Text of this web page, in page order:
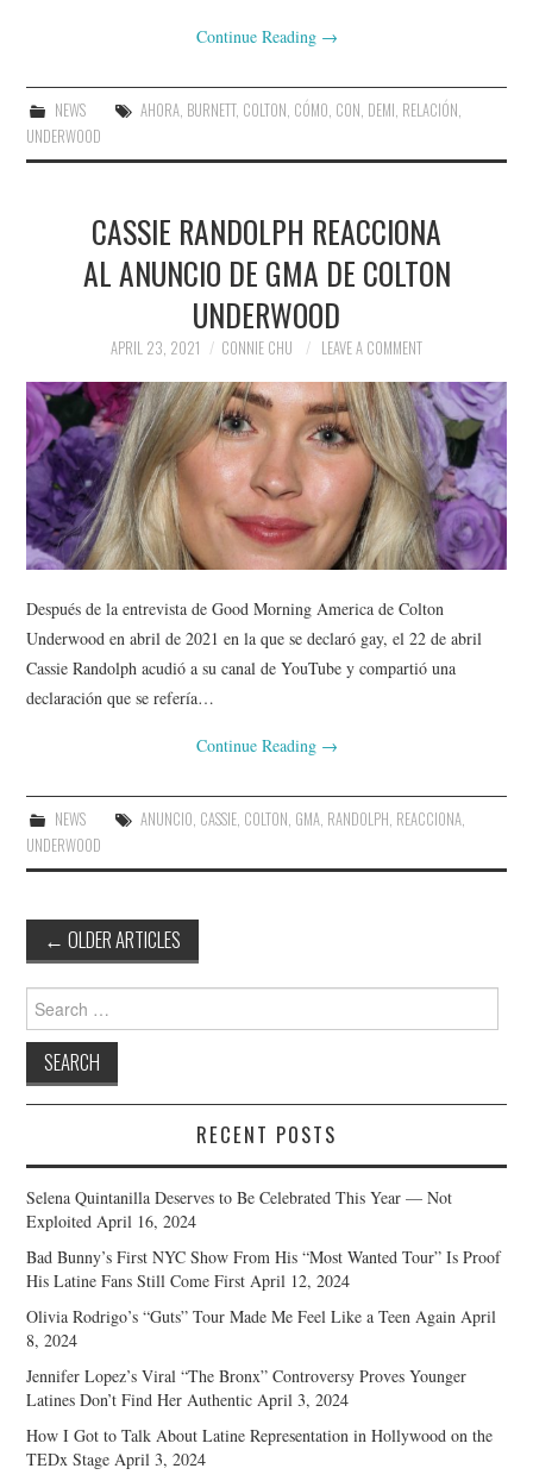
Continue Reading →
NEWS AHORA, BURNETT, COLTON, CÓMO, CON, DEMI, RELACIÓN,
UNDERWOOD
CASSIE RANDOLPH REACCIONA
AL ANUNCIO DE GMA DE COLTON
UNDERWOOD
APRIL 23, 2021 CONNIE CHU LEAVE A COMMENT
Después de la entrevista de Good Morning America de Colton
Underwood en abril de 2021 en la que se declaró gay, el 22 de abril
Cassie Randolph acudió a su canal de YouTube y compartió una
declaración que se refería…
Continue Reading →
NEWS ANUNCIO, CASSIE, COLTON, GMA, RANDOLPH, REACCIONA,
UNDERWOOD
Post
navigation
← OLDER ARTICLES
Search
for:
RECENT POSTS
Selena Quintanilla Deserves to Be Celebrated This Year — Not
Exploited April 16, 2024
Bad Bunny’s First NYC Show From His “Most Wanted Tour” Is Proof
His Latine Fans Still Come First April 12, 2024
Olivia Rodrigo’s “Guts” Tour Made Me Feel Like a Teen Again April
8, 2024
Jennifer Lopez’s Viral “The Bronx” Controversy Proves Younger
Latines Don’t Find Her Authentic April 3, 2024
How I Got to Talk About Latine Representation in Hollywood on the
TEDx Stage April 3, 2024